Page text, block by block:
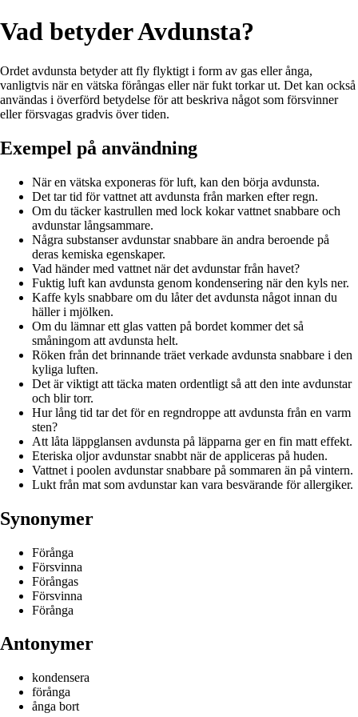
Vad betyder Avdunsta?
Ordet avdunsta betyder att fly flyktigt i form av gas eller ånga,
vanligtvis när en vätska förångas eller när fukt torkar ut. Det kan också
användas i överförd betydelse för att beskriva något som försvinner
eller försvagas gradvis över tiden.
Exempel på användning
När en vätska exponeras för luft, kan den börja avdunsta.
Det tar tid för vattnet att avdunsta från marken efter regn.
Om du täcker kastrullen med lock kokar vattnet snabbare och
avdunstar långsammare.
Några substanser avdunstar snabbare än andra beroende på
deras kemiska egenskaper.
Vad händer med vattnet när det avdunstar från havet?
Fuktig luft kan avdunsta genom kondensering när den kyls ner.
Kaffe kyls snabbare om du låter det avdunsta något innan du
häller i mjölken.
Om du lämnar ett glas vatten på bordet kommer det så
småningom att avdunsta helt.
Röken från det brinnande träet verkade avdunsta snabbare i den
kyliga luften.
Det är viktigt att täcka maten ordentligt så att den inte avdunstar
och blir torr.
Hur lång tid tar det för en regndroppe att avdunsta från en varm
sten?
Att låta läppglansen avdunsta på läpparna ger en fin matt effekt.
Eteriska oljor avdunstar snabbt när de appliceras på huden.
Vattnet i poolen avdunstar snabbare på sommaren än på vintern.
Lukt från mat som avdunstar kan vara besvärande för allergiker.
Synonymer
Förånga
Försvinna
Förångas
Försvinna
Förånga
Antonymer
kondensera
förånga
ånga bort